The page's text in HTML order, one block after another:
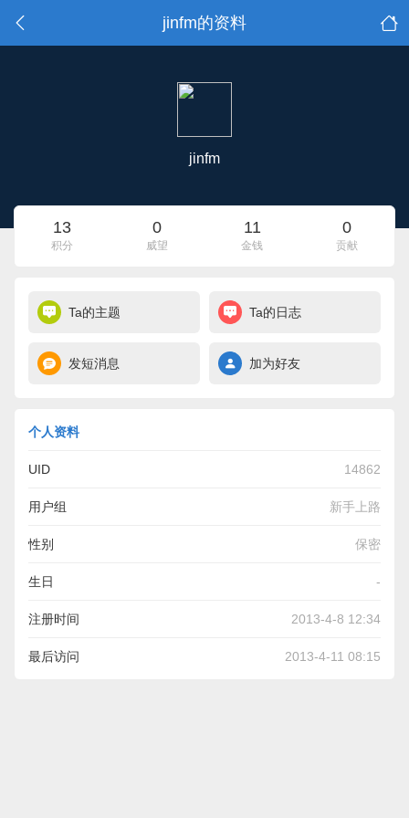
jinfm的资料
jinfm
13
积分
0
威望
11
金钱
0
贡献
Ta的主题 Ta的日志
发短消息 加为好友
个人资料
UID 14862
用户组 新手上路
性别 保密
生日 -
注册时间 2013-4-8 12:34
最后访问 2013-4-11 08:15